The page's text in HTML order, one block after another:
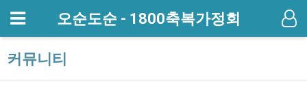
메뉴 오순도순 - 1800축복가정회
커뮤니티